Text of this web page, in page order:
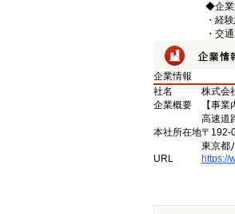
◆企業
・経
・交
企業情報
社名
株式会
企業概要
【事業
高速道
本社所在地〒192-
東京都
URL
https://